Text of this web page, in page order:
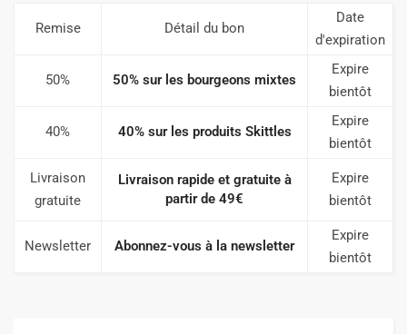
Remise Détail du bon
Date
d'expiration
50% 50% sur les bourgeons mixtes
Expire
bientôt
40% 40% sur les produits Skittles
Expire
bientôt
Livraison
gratuite
Livraison rapide et gratuite à
partir de 49€
Expire
bientôt
Newsletter Abonnez-vous à la newsletter
Expire
bientôt